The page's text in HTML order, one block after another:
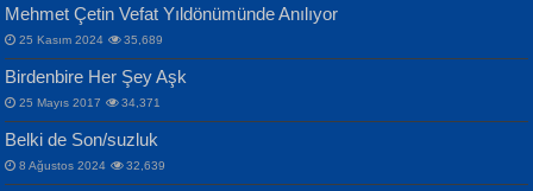
MAHMUT GÜRBÜZ
İbrahim Olmak ve Bitirebilmek...
Songül Özel
Mahzen...
NAZIM HİKMET RAN
Bir Cezaevinde, Tecritteki Adamın
Mektupları...
Mehmet Çetin Vefat Yıldönümünde Anılıyor
25 Kasım 2024 35,689
Birdenbire Her Şey Aşk
25 Mayıs 2017 34,371
Belki de Son/suzluk
8 Ağustos 2024 32,639